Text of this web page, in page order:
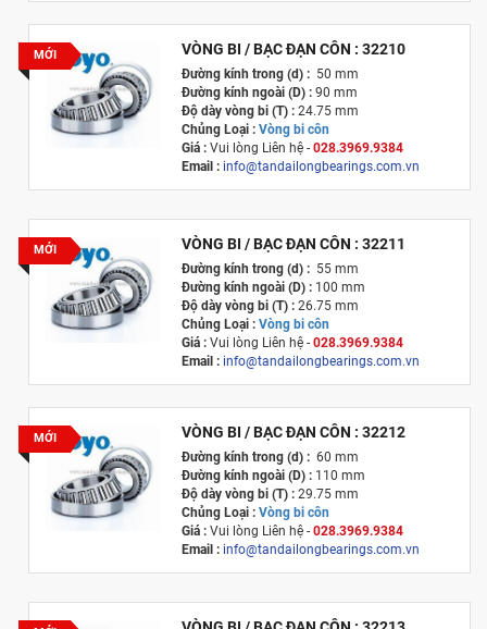
MỚI VÒNG BI / BẠC ĐẠN CÔN : 32210
Đường kính trong (d) :50 mm
Đường kính ngoài (D) :90 mm
Độ dày vòng bi (T) :24.75 mm
Chủng Loại : Vòng bi côn
Giá :Vui lòng Liên hệ - 028.3969.9384
Email : info@tandailongbearings.com.vn
MỚI VÒNG BI / BẠC ĐẠN CÔN : 32211
Đường kính trong (d) :55 mm
Đường kính ngoài (D) :100 mm
Độ dày vòng bi (T) :26.75 mm
Chủng Loại : Vòng bi côn
Giá :Vui lòng Liên hệ - 028.3969.9384
Email : info@tandailongbearings.com.vn
MỚI VÒNG BI / BẠC ĐẠN CÔN : 32212
Đường kính trong (d) :60 mm
Đường kính ngoài (D) :110 mm
Độ dày vòng bi (T) :29.75 mm
Chủng Loại : Vòng bi côn
Giá :Vui lòng Liên hệ - 028.3969.9384
Email : info@tandailongbearings.com.vn